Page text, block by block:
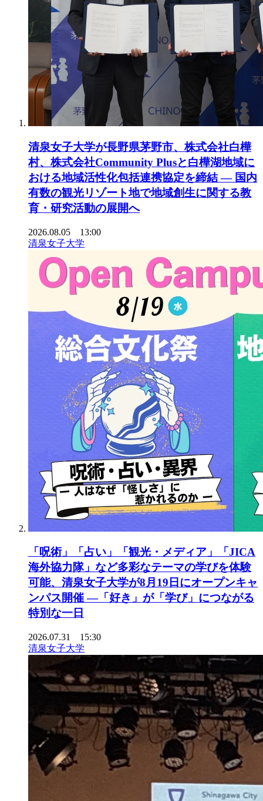
清泉女子大学が長野県茅野市、株式会社白樺
村、株式会社Community Plusと白樺湖地域に
おける地域活性化包括連携協定を締結 ― 国内
有数の観光リゾート地で地域創生に関する教
育・研究活動の展開へ
2026.08.05 13:00
清泉女子大学
「呪術」「占い」「観光・メディア」「JICA
海外協力隊」など多彩なテーマの学びを体験
可能、清泉女子大学が8月19日にオープンキャ
ンパス開催 ―「好き」が「学び」につながる
特別な一日
2026.07.31 15:30
清泉女子大学